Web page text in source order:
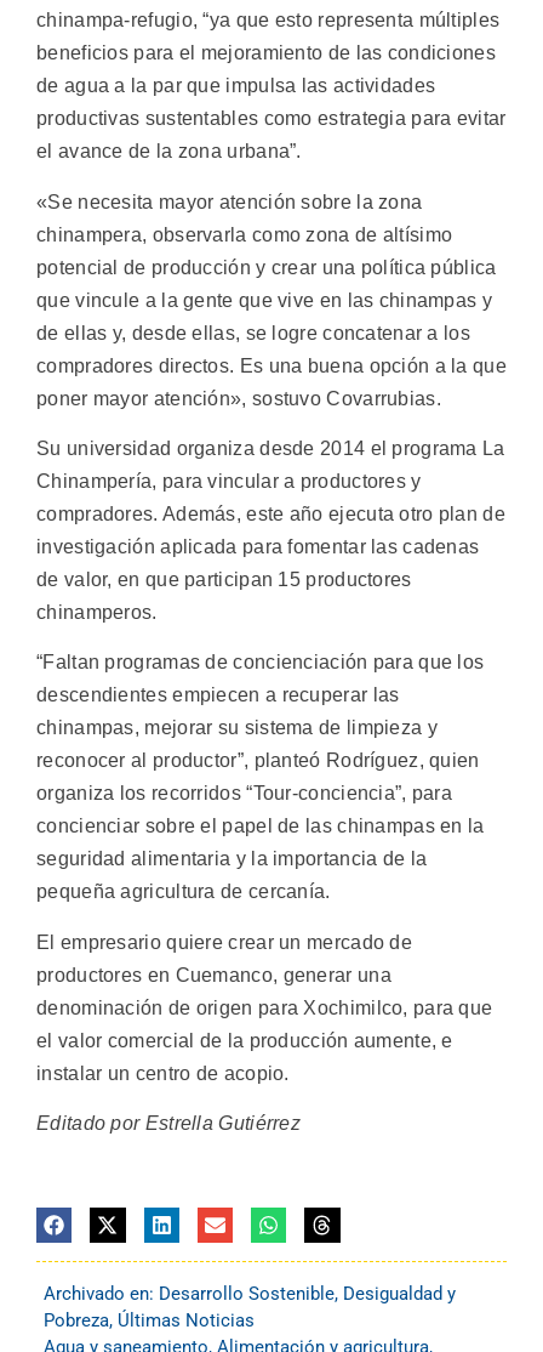
chinampa-refugio, “ya que esto representa múltiples
beneficios para el mejoramiento de las condiciones
de agua a la par que impulsa las actividades
productivas sustentables como estrategia para evitar
el avance de la zona urbana”.
«Se necesita mayor atención sobre la zona
chinampera, observarla como zona de altísimo
potencial de producción y crear una política pública
que vincule a la gente que vive en las chinampas y
de ellas y, desde ellas, se logre concatenar a los
compradores directos. Es una buena opción a la que
poner mayor atención», sostuvo Covarrubias.
Su universidad organiza desde 2014 el programa La
Chinampería, para vincular a productores y
compradores. Además, este año ejecuta otro plan de
investigación aplicada para fomentar las cadenas
de valor, en que participan 15 productores
chinamperos.
“Faltan programas de concienciación para que los
descendientes empiecen a recuperar las
chinampas, mejorar su sistema de limpieza y
reconocer al productor”, planteó Rodríguez, quien
organiza los recorridos “Tour-conciencia”, para
concienciar sobre el papel de las chinampas en la
seguridad alimentaria y la importancia de la
pequeña agricultura de cercanía.
El empresario quiere crear un mercado de
productores en Cuemanco, generar una
denominación de origen para Xochimilco, para que
el valor comercial de la producción aumente, e
instalar un centro de acopio.
Editado por Estrella Gutiérrez
Archivado en: Desarrollo Sostenible, Desigualdad y
Pobreza, Últimas Noticias
Agua y saneamiento, Alimentación y agricultura,